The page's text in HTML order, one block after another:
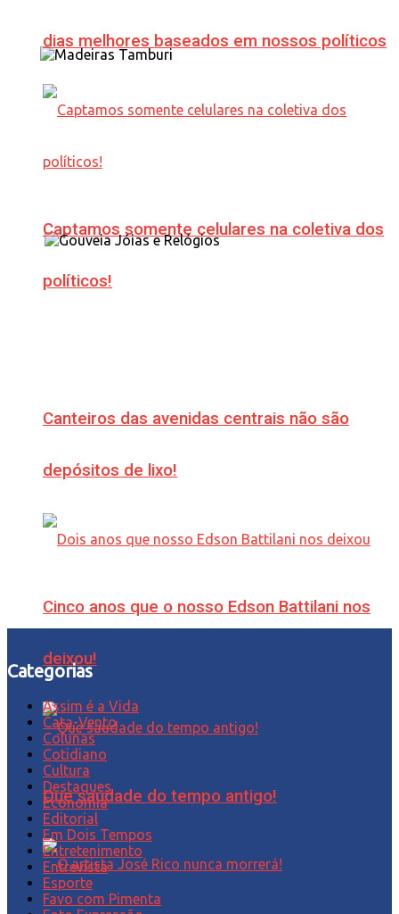
dias melhores baseados em nossos políticos
Captamos somente celulares na coletiva dos
políticos!
Canteiros das avenidas centrais não são
depósitos de lixo!
Cinco anos que o nosso Edson Battilani nos
deixou!
Que saudade do tempo antigo!
Categorias
Assim é a Vida
Cata-Vento
Colunas
Cotidiano
Cultura
Destaques
Economia
Editorial
Em Dois Tempos
Entretenimento
Entrevista
Esporte
Favo com Pimenta